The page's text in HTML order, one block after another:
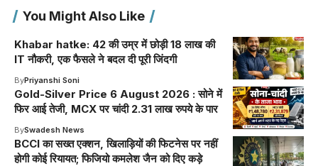
You Might Also Like
Khabar hatke: 42 की उम्र में छोड़ी 18 लाख की
IT नौकरी, एक फैसले ने बदल दी पूरी जिंदगी
ByPriyanshi Soni
Gold-Silver Price 6 August 2026 : सोने में
फिर आई तेजी, MCX पर चांदी 2.31 लाख रुपये के पार
BySwadesh News
BCCI का सख्त एक्शन, खिलाड़ियों की फिटनेस पर नहीं
होगी कोई रियायत; फिजियो कमलेश जैन को दिए कड़े